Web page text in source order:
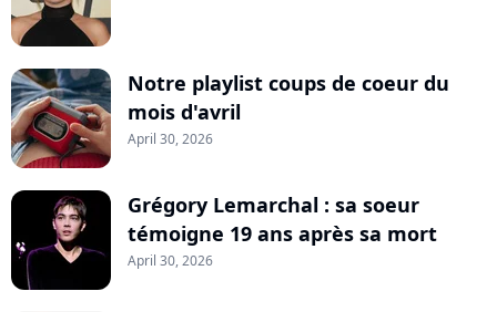
Notre playlist coups de coeur du
mois d'avril
April 30, 2026
Grégory Lemarchal : sa soeur
témoigne 19 ans après sa mort
April 30, 2026